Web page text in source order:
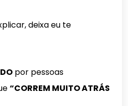
deixa eu te
por pessoas
“CORREM MUITO ATRÁS